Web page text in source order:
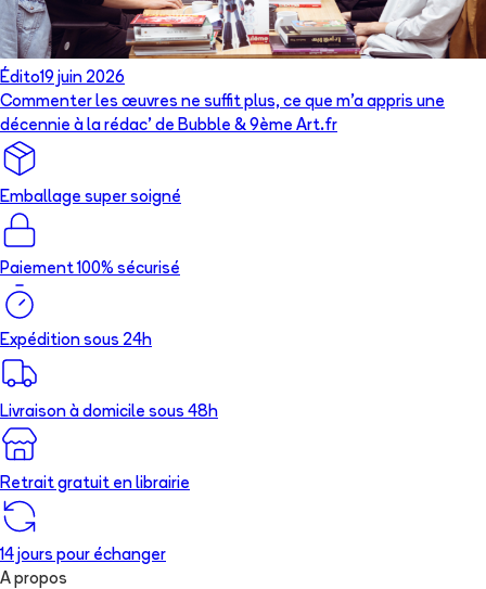
Édito19 juin 2026
Commenter les œuvres ne suffit plus, ce que m’a appris une
décennie à la rédac’ de Bubble & 9ème Art.fr
Emballage super soigné
Paiement 100% sécurisé
Expédition sous 24h
Livraison à domicile sous 48h
Retrait gratuit en librairie
14 jours pour échanger
A propos